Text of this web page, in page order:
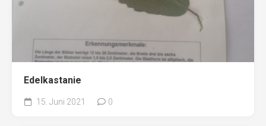
Edelkastanie
15. Juni 2021 0